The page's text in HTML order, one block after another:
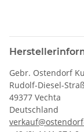
Gebr. Ostendorf
Rudolf-Diesel-
49377 Vechta
Deutschland